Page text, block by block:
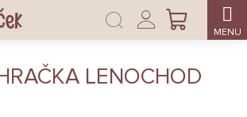
NÁKUPNÍ
Přihlášení
LENOCHOD